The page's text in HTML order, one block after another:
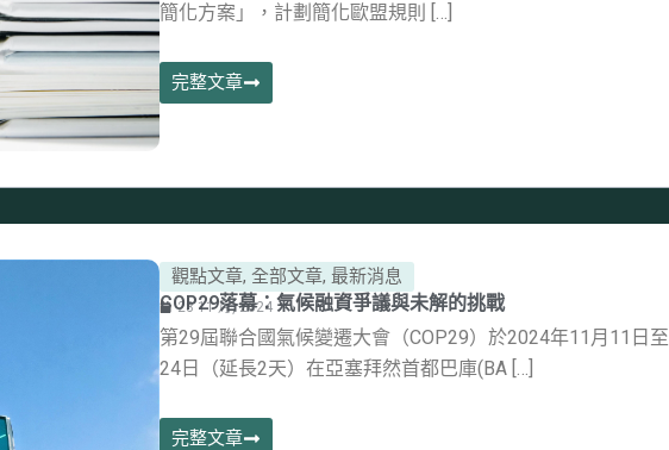
簡化方案」，計劃簡化歐盟規則 […]
完整文章
觀點文章,全部文章, 最新消息
COP29落幕：氣候融資爭議與未解的挑戰
28 11 月, 2024
第29屆聯合國氣候變遷大會（COP29）於2024年11月11日至
24日（延長2天）在亞塞拜然首都巴庫(BA […]
完整文章